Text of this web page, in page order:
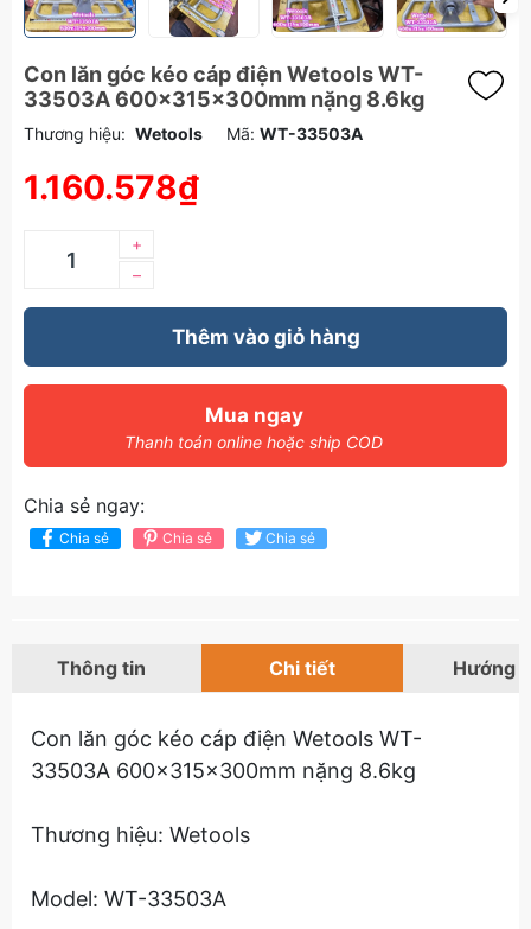
Con lăn góc kéo cáp điện Wetools WT-
33503A 600x315x300mm nặng 8.6kg
Thương hiệu: Wetools Mã: WT-33503A
1.160.578₫
–
+
Thêm vào giỏ hàng
Mua ngay
Thanh toán online hoặc ship COD
Chia sẻ ngay:
Chia sẻ Chia sẻ Chia sẻ
Thông tin Chi tiết Hướng
Con lăn góc kéo cáp điện Wetools WT-
33503A 600x315x300mm nặng 8.6kg
Thương hiệu: Wetools
Model: WT-33503A